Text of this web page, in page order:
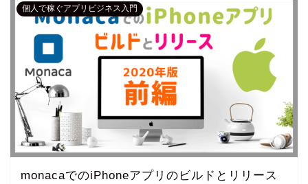
個人で稼ぐアプリビジネス入門
monacaでのiPhoneアプリのビルドとリリース